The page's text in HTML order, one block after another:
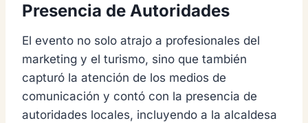
Presencia de Autoridades
El evento no solo atrajo a profesionales del
marketing y el turismo, sino que también
capturó la atención de los medios de
comunicación y contó con la presencia de
autoridades locales, incluyendo a la alcaldesa